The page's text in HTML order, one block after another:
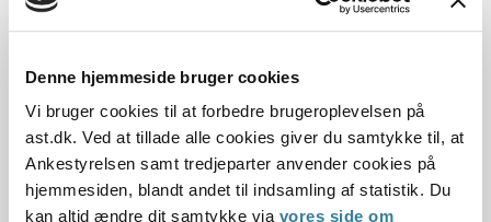
Denne hjemmeside bruger cookies
Vi bruger cookies til at forbedre brugeroplevelsen på
ast.dk. Ved at tillade alle cookies giver du samtykke til, at
Ankestyrelsen samt tredjeparter anvender cookies på
hjemmesiden, blandt andet til indsamling af statistik. Du
kan altid ændre dit samtykke via vores side om
som betyder, at kommunen skal tilkende
at borger kan udvikle sin arbejdsevne, og at borger kan
kommunen vurderer det, skal kommunen tage stilling
til, om der i stedet skal indledes en sag om
førtidspension. Denne ændring førte til, at en del
borgere fik tilkendt førtidspension, fordi kommunen